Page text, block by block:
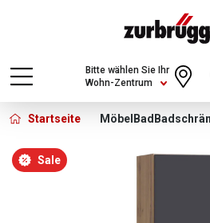
Choose a different country or
content for your location and
Wohn-Zentrum
Bitte wählen Sie Ihr
Startseite Möbel Bad
Bildergalerie überspringen
Sale